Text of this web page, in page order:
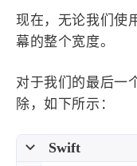
现在，无论我们使
幕的整个宽度。
对于我们的最后一
除，如下所示：
Swift